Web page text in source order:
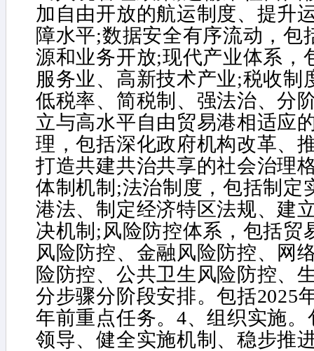
加自由开放的航运制度、提升
障水平;数据安全有序流动，包
源和业务开放;现代产业体系，
服务业、高新技术产业;税收制
低税率、简税制、强法治、分
立与高水平自由贸易港相适应
理，包括深化政府机构改革、
打造共建共治共享的社会治理
体制机制;法治制度，包括制定
港法、制定经济特区法规、建
决机制;风险防控体系，包括贸
风险防控、金融风险防控、网
险防控、公共卫生风险防控、
分步骤分阶段安排。包括2025
年前重点任务。4、组织实施
领导、健全实施机制、稳步推